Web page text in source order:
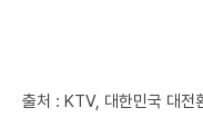
출처 : KTV, 대한민국 대전